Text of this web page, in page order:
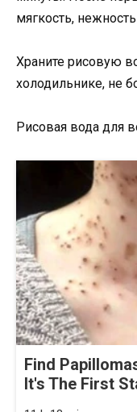
мягкость,
Храните рисовую
холодильнике, не
Рисовая вода для
Find
It's The First